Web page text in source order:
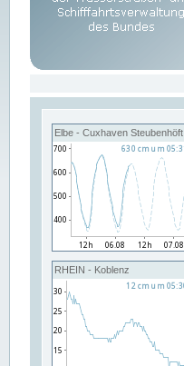
Elbe - Cuxhaven Steubenhöft
RHEIN - Koblenz